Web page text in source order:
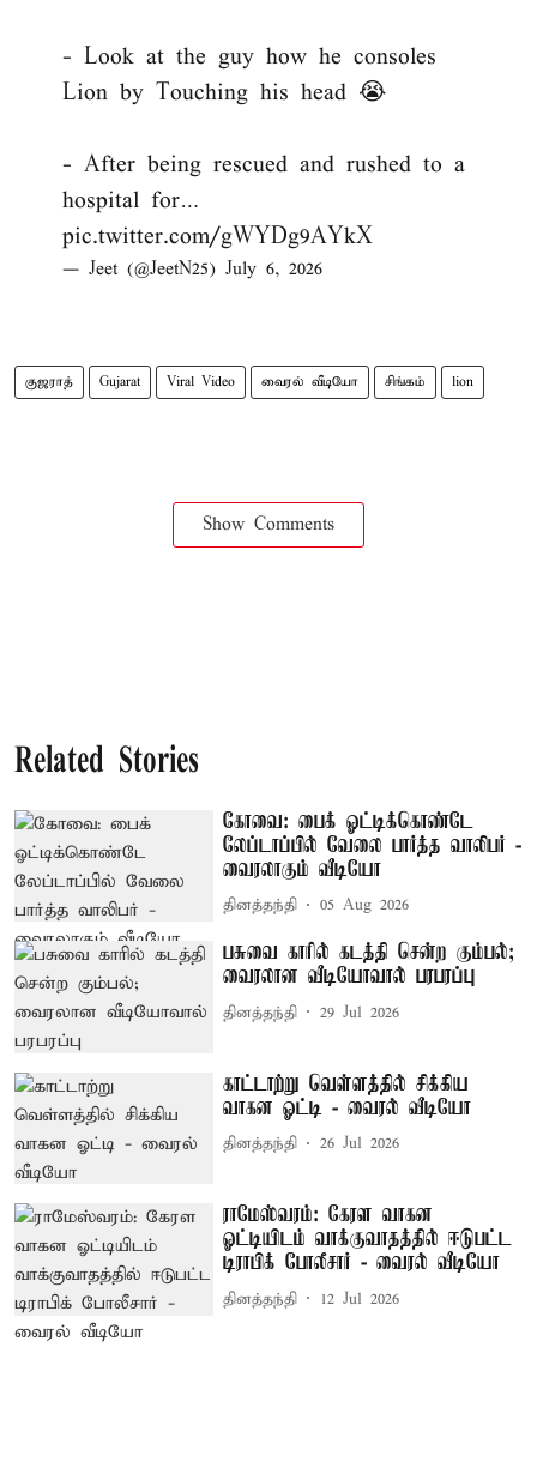
- Look at the guy how he consoles
Lion by Touching his head 😭
- After being rescued and rushed to a
hospital for…
pic.twitter.com/gWYDg9AYkX
— Jeet (@JeetN25) July 6, 2026
குஜராத் Gujarat Viral Video வைரல் வீடியோ சிங்கம் lion
Show Comments
Related Stories
கோவை: பைக் ஓட்டிக்கொண்டே
லேப்டாப்பில் வேலை பார்த்த வாலிபர் -
வைரலாகும் வீடியோ
தினத்தந்தி 05 Aug 2026
பசுவை காரில் கடத்தி சென்ற கும்பல்;
வைரலான வீடியோவால் பரபரப்பு
தினத்தந்தி 29 Jul 2026
காட்டாற்று வெள்ளத்தில் சிக்கிய
வாகன ஓட்டி - வைரல் வீடியோ
தினத்தந்தி 26 Jul 2026
ராமேஸ்வரம்: கேரள வாகன
ஓட்டியிடம் வாக்குவாதத்தில் ஈடுபட்ட
டிராபிக் போலீசார் - வைரல் வீடியோ
தினத்தந்தி 12 Jul 2026